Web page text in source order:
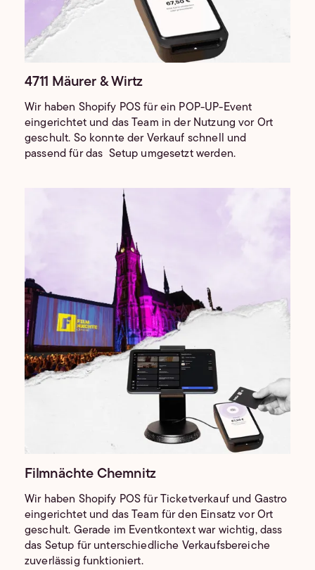
4711 Mäurer & Wirtz
Wir haben Shopify POS für ein POP-UP-Event
eingerichtet und das Team in der Nutzung vor Ort
geschult. So konnte der Verkauf schnell und
passend für das Setup umgesetzt werden.
Filmnächte Chemnitz
Wir haben Shopify POS für Ticketverkauf und Gastro
eingerichtet und das Team für den Einsatz vor Ort
geschult. Gerade im Eventkontext war wichtig, dass
das Setup für unterschiedliche Verkaufsbereiche
zuverlässig funktioniert.